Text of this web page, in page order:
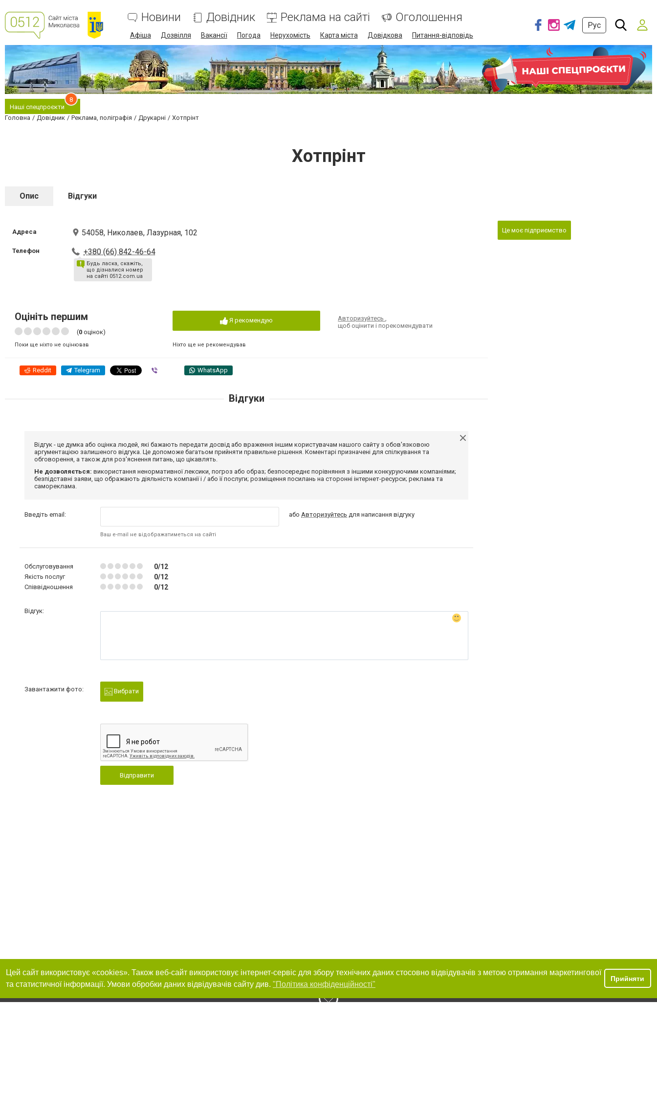
Новини Довідник Реклама на сайті Оголошення
Афіша Дозвілля Вакансії Погода Нерухомість Карта міста Довідкова Питання-відповідь
Рус
Наші спецпроєкти
8
Головна Довідник Реклама, поліграфія Друкарні Хотпрінт
Хотпрінт
Опис Відгуки
Адреса 54058, Николаев, Лазурная, 102
Телефон +380 (66) 842-46-64
Будь ласка, скажіть,
що дізналися номер
на сайті 0512.com.ua
Оцініть першим
(0 оцінок)
Поки ще ніхто не оцінював
Я рекомендую
Ніхто ще не рекомендував
Авторизуйтесь,
щоб оцінити і порекомендувати
Reddit Telegram WhatsApp
Це моє підприємство
Відгуки
Відгук - це думка або оцінка людей, які бажають передати досвід або враження іншим користувачам нашого сайту з обов'язковою
аргументацією залишеного відгука. Це допоможе багатьом прийняти правильне рішення. Коментарі призначені для спілкування та
обговорення, а також для роз'яснення питань, що цікавлять.
Не дозволяється: використання ненормативної лексики, погроз або образ; безпосереднє порівняння з іншими конкуруючими компаніями;
безпідставні заяви, що ображають діяльність компанії і / або її послуги; розміщення посилань на сторонні інтернет-ресурси; реклама та
самореклама.
Введіть email:
Ваш e-mail не відображатиметься на сайті
абоАвторизуйтесь для написання відгуку
Обслуговування 0/12
Якість послуг 0/12
Співвідношення 0/12
Відгук:
Завантажити фото: Вибрати
Відправити
Цей сайт використовує «cookies». Також веб-сайт використовує інтернет-сервіс для збору технічних даних стосовно відвідувачів з метою отримання маркетингової
та статистичної інформації. Умови обробки даних відвідувачів сайту див. "Політика конфіденційності"
Прийняти